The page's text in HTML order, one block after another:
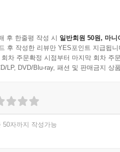
후 한줄평 작성 시 일반회원 50원, 마니
후 작성한 리뷰만 YES포인트 지급됩니
차 주문확정 시점부터 마지막 회차 주
LP, DVD/Blu-ray, 패션 및 판매금지 상
50자까지 작성가능